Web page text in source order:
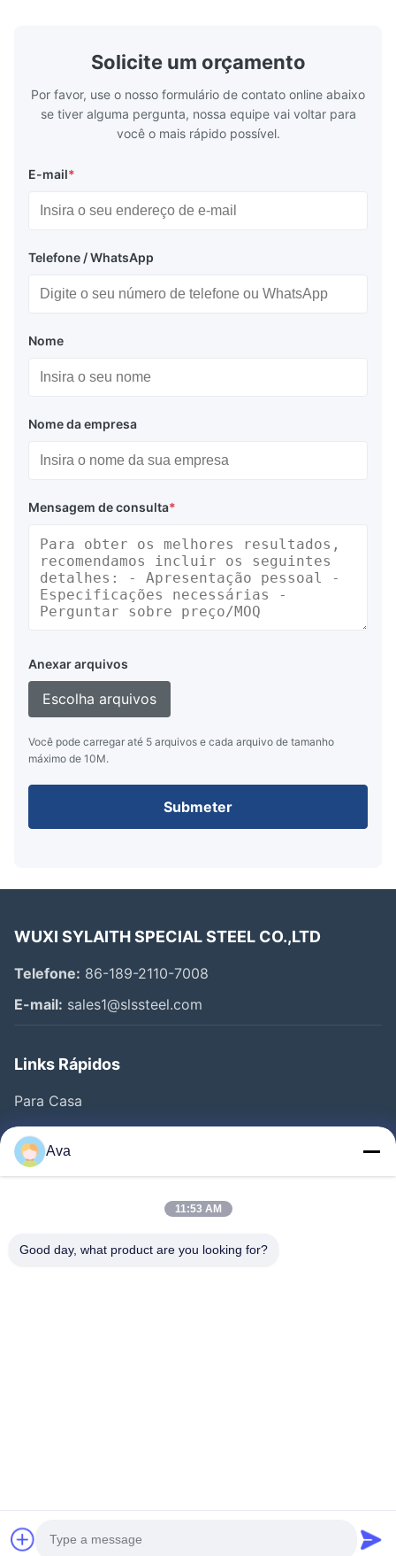
Solicite um orçamento
Por favor, use o nosso formulário de contato online abaixo
se tiver alguma pergunta, nossa equipe vai voltar para
você o mais rápido possível.
E-mail*
Telefone / WhatsApp
Nome
Nome da empresa
Mensagem de consulta*
Anexar arquivos
Escolha arquivos
Você pode carregar até 5 arquivos e cada arquivo de tamanho
máximo de 10M.
Submeter
WUXI SYLAITH SPECIAL STEEL CO.,LTD
Telefone: 86-189-2110-7008
E-mail: sales1@slssteel.com
Links Rápidos
Para Casa
Produtos
Vídeos
Controle De Qualidade
Ava
11:53 AM
Good day, what product are you looking for?